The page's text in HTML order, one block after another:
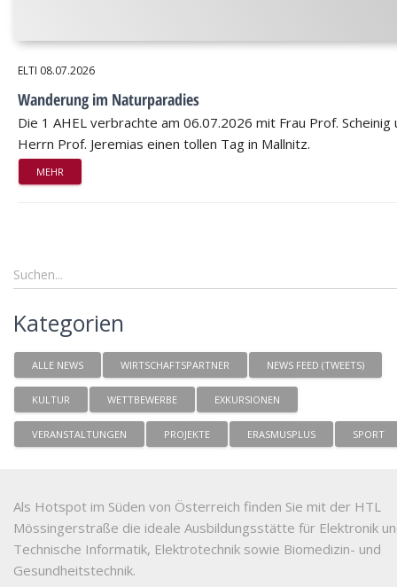
ELTI 08.07.2026
Wanderung im Naturparadies
Die 1 AHEL verbrachte am 06.07.2026 mit Frau Prof. Scheinig
Herrn Prof. Jeremias einen tollen Tag in Mallnitz.
MEHR
Kategorien
ALLE NEWS WIRTSCHAFTSPARTNER NEWS FEED (TWEETS)
KULTUR WETTBEWERBE EXKURSIONEN
VERANSTALTUNGEN PROJEKTE ERASMUSPLUS SPORT
Als Hotspot im Süden von Österreich finden Sie mit der HTL
Mössingerstraße die ideale Ausbildungsstätte für Elektronik
Technische Informatik, Elektrotechnik sowie Biomedizin- und
Gesundheitstechnik.